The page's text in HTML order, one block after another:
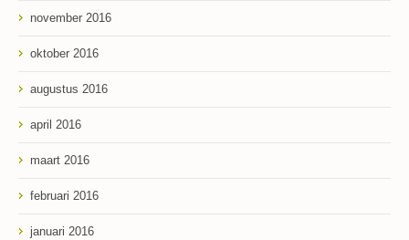
november 2016
oktober 2016
augustus 2016
april 2016
maart 2016
februari 2016
januari 2016